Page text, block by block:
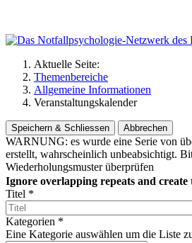
Aktuelle Seite:
Themenbereiche
Allgemeine Informationen
Veranstaltungskalender
Speichern & Schliessen Abbrechen
WARNUNG: es wurde eine Serie von
erstellt, wahrscheinlich unbeabsichtigt.
Wiederholungsmuster überprüfen
Ignore overlapping repeats and create
Titel *
Kategorien *
Eine Kategorie auswählen um die Liste